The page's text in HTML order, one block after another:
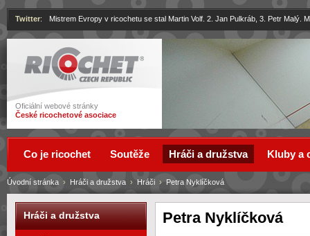
Ricochet
Oficiální webové stránky
České ricochetové asociace
Twitter: Mistrem Evropy v ricochetu se stal Martin Volf. 2. Jan Pulkráb, 3. Petr Malý.
Petra Nyklíčková
Úvodní stránka › Hráči a družstva › Hráči › Petra Nyklíčková
Co je ricochet Soutěže Hráči a družstva Kluby a
Hráči a družstva